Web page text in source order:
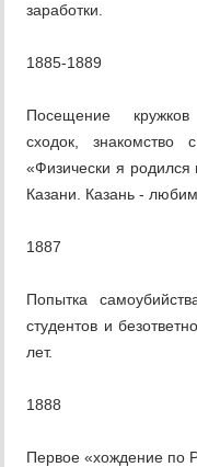
заработки.
1885-1889
Посещение кружков
сходок,
«Физически я
Казани. Казань -
1887
Попытка
студентов и
лет.
1888
Первое «хождение по